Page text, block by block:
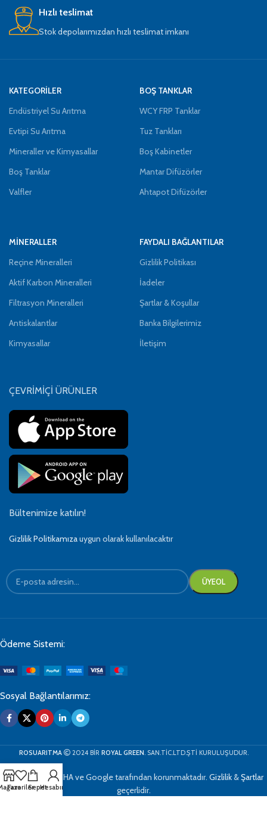
Hızlı teslimat
Stok depolarımızdan hızlı teslimat imkanı
KATEGORİLER
Endüstriyel Su Arıtma
Evtipi Su Arıtma
Mineraller ve Kimyasallar
Boş Tanklar
Valfler
BOŞ TANKLAR
WCY FRP Tanklar
Tuz Tankları
Boş Kabinetler
Mantar Difüzörler
Ahtapot Difüzörler
MİNERALLER
Reçine Mineralleri
Aktif Karbon Mineralleri
Filtrasyon Mineralleri
Antiskalantlar
Kimyasallar
FAYDALI BAĞLANTILAR
Gizlilik Politikası
İadeler
Şartlar & Koşullar
Banka Bilgilerimiz
İletişim
ÇEVRİMİÇİ ÜRÜNLER
Bültenimize katılın!
Gizlilik Politikamızauygun olarak kullanılacaktır
Ödeme Sistemi:
Sosyal Bağlantılarımız:
ROSUARITMA 2024 BİR ROYAL GREEN. SAN.TİC.LTD.ŞTİ KURULUŞUDUR.
Bu site reCAPTCHA ve Google tarafından korunmaktadır. Gizlilik&Şartlar
geçerlidir.
FavorilerSepetHesabım